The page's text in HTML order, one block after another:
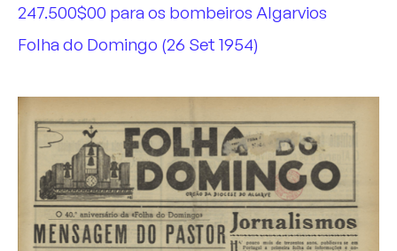
247.500$00 para os bombeiros Algarvios
Folha do Domingo (26 Set 1954)